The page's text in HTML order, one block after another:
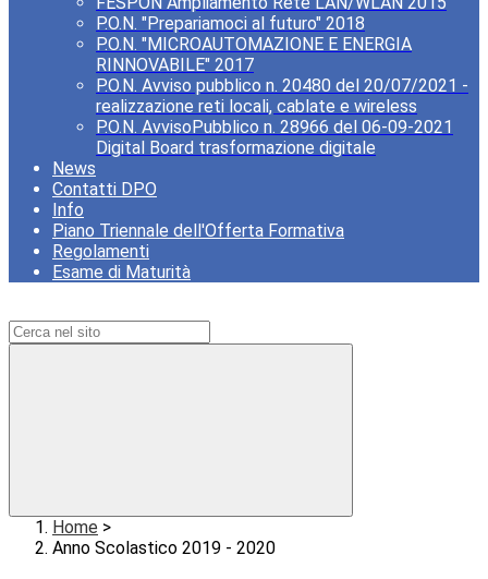
P.O.N. "Prepariamoci al futuro" 2018
P.O.N. "MICROAUTOMAZIONE E ENERGIA
RINNOVABILE" 2017
P.O.N. Avviso pubblico n. 20480 del 20/07/2021 -
realizzazione reti locali, cablate e wireless
P.O.N. AvvisoPubblico n. 28966 del 06-09-2021
Digital Board trasformazione digitale
News
Contatti DPO
Info
Piano Triennale dell'Offerta Formativa
Regolamenti
Esame di Maturità
Home >
Anno Scolastico 2019 - 2020